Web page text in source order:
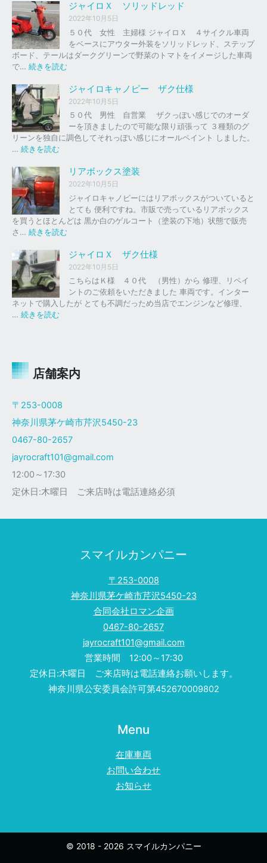
ャ
イ
ロ
以
外
の
イ
ク
車
下
、
買
取
を
は
ま
し
た
。
ジャイロＸ ソリッドレッド
2022年10月5日
５０代 女性 主婦様 ジャイロＸ ４サイクル車両
をベースにアウター外装をソリッドレッド、ステップ
ボード、テールはダークグリーンで野菜のトマトをイメージした車両
で… 続きを読む
ャ
イ
ロ
ッ
ド
ッ
ド
ジャイロキャノピー ザク仕様
2022年10月5日
５０代 男性 自営業 ザクっぽい感じでのオーダ
ーを頂きましたので可能な限り頑張って ３種類のグ
リーンを独自に調色してそれっぽい感じにオールペイント しました。
… 続きを読む
イ
ロ
キ
ャ
ノ
ピ
ー
ザ
ク
仕
様
リアボックス塗装
2022年10月5日
ジャイロキャノピーにはリアボックスがついていると
とても 便利ですね。市販で売っているリアボックス
を買うとほとんどは 黒か白のゲルコート（塗装の下地）状態で販売
さ… 続きを読む
ア
ボ
ッ
ク
ス
ジャイロＸ ザク仕様
2022年10月5日
こちらはＫ様 ４０代 （男性）から 修理、リペイ
ントのご依頼をいただきました 車両です。インター
ネットで購入したが とても不調だっため当店でエンジンなど修理、
… 続きを読む
Ｘ
ク
様
店舗案内
〒253-0008
神奈川県茅ケ崎市芹沢5450-23
0467-80-2657
jayrocraft101@gmail.com
12:00～17:30
定休日:木曜日 ご来店時は電話連絡必須
スマイルカンパニー
〒253-0008
神奈川県茅ケ崎市芹沢5450-23
合同会社ロマン企画
0467-80-2657
jayrocraft101@gmail.com
営業時間 12:00～17:30
定休日:木曜日 ご来店時は電話連絡お願いします。
神奈川県公安委員会許可第452670009802
Menu
在庫車両
お問い合わせ
お知らせ
© 2018 - 2026 スマイルカンパニー